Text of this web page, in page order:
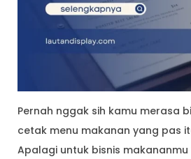
Pernah nggak sih kamu merasa
cetak menu makanan yang pas
Apalagi untuk bisnis